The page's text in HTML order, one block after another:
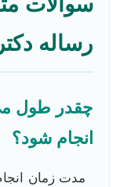
رساله
چقدر طول
انجام شود؟
مدت زمان